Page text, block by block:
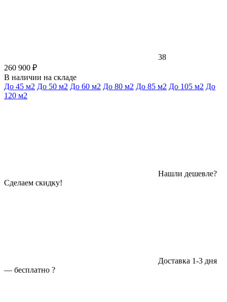
38
260 900 ₽
В наличии на складе
До 45 м2 До 50 м2 До 60 м2 До 80 м2 До 85 м2 До 105 м2 До
120 м2
Нашли дешевле?
Сделаем скидку!
Доставка 1-3 дня
— бесплатно ?